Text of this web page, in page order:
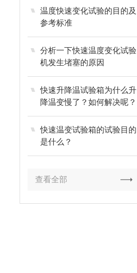
温度快速变化试验的目的及
参考标准
分析一下快速温度变化试验
机发生堵塞的原因
快速升降温试验箱为什么升
降温变慢了？如何解决呢？
快速温变试验箱的试验目的
是什么？
查看全部